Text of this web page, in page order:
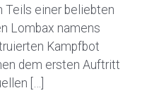
Teils einer beliebten
Lombax namens
Kampfbot
dem ersten Auftritt
[…]